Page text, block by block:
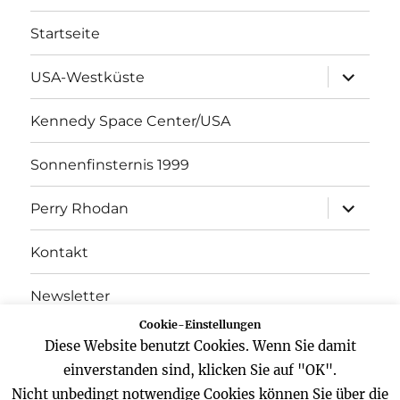
Startseite
USA-Westküste
öffnen
Kennedy Space Center/USA
Sonnenfinsternis 1999
Perry Rhodan
öffnen
Kontakt
Newsletter
Datenschutz
Impressum
Cookie-Einstellungen
Diese Website benutzt Cookies. Wenn Sie damit
einverstanden sind, klicken Sie auf "OK".
Nicht unbedingt notwendige Cookies können Sie über die